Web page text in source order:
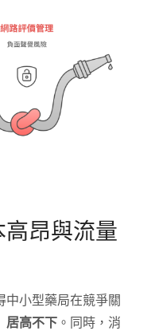
昂與流量
中小型藥局在競爭關
居高不下 。同時，消